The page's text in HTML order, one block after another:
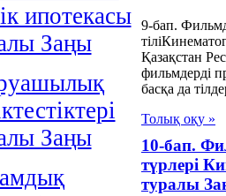
ипотекасы
Заңы
Заңы
9-бап.
Қазақстан
фильмдерді
басқа да
Толық оқу »
10-бап.
түрлері
туралы